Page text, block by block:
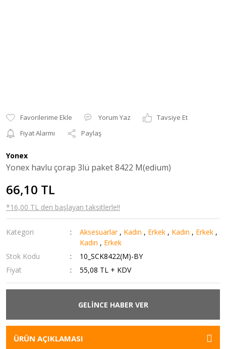
Yorum Yaz
Tavsiye Et
Fiyat Alarmı
Paylaş
Yonex
Yonex havlu çorap 3lü paket 8422 M(edium)
66,10 TL
*16,00 TL den başlayan taksitlerle!!
Kategori Aksesuarlar , Kadın , Erkek , Kadın , Erkek ,
Kadın , Erkek
Stok Kodu
10_SCK8422(M)-BY
Fiyat
55,08 TL + KDV
GELİNCE HABER VER
ÜRÜN AÇIKLAMASI